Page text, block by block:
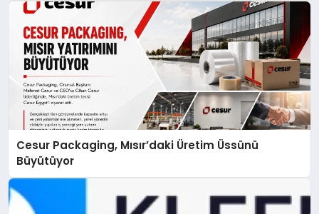
Cesur Packaging, Mısır’daki Üretim Üssünü
Büyütüyor